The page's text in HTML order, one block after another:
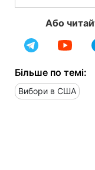
Або
Більше по темі:
Вибори в США